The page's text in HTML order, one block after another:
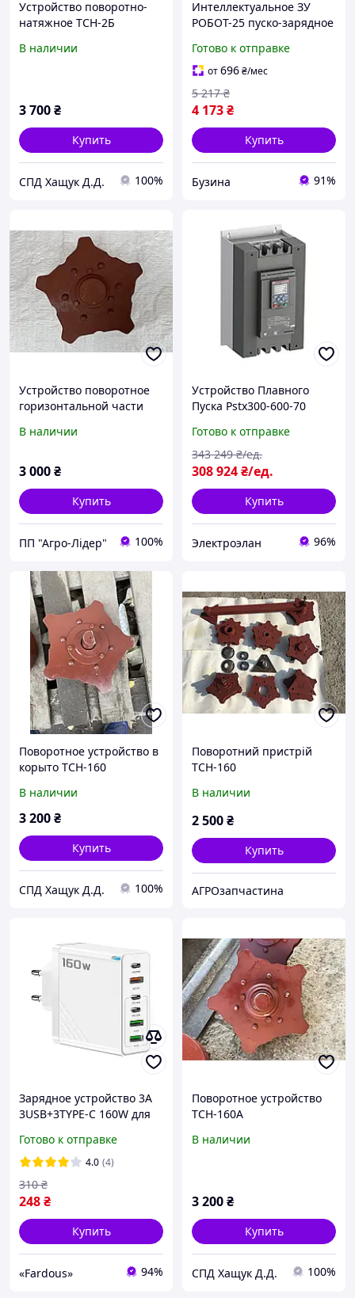
Устройство поворотно-
натяжное ТСН-2Б
В наличии
3 700₴
Купить
СПД Хащук Д.Д. 100%
Интеллектуальное ЗУ
РОБОТ-25 пуско-зарядное
MF WET AGM GEL CA/CA
160-245V 25А buzyna
Готово к отправке
от696₴/мес
4 173₴
5 217 ₴
Купить
Бузина 91%
Устройство поворотное
горизонтальной части
В наличии
3 000₴
Купить
ПП "Агро-Лідер" 100%
Устройство Плавного
Пуска Pstx300-600-70
Ue=208 600В,
Us=100...250В Ac ABB
Готово к отправке
308 924₴/ед.
343 249 ₴/ед.
Купить
Электроэлан 96%
Поворотное устройство в
корыто ТСН-160
В наличии
3 200₴
Купить
СПД Хащук Д.Д. 100%
Поворотний пристрій
ТСН-160
В наличии
2 500₴
Купить
АГРОзапчастина
Зарядное устройство 3А
3USB+3TYPE-C 160W для
Белое
Готово к отправке
4.0 (4)
248₴
310 ₴
Купить
«Fardous» 94%
Поворотное устройство
ТСН-160А
В наличии
3 200₴
Купить
СПД Хащук Д.Д. 100%